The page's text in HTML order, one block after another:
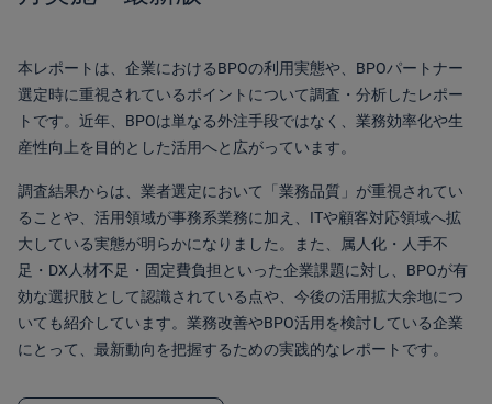
本レポートは、企業におけるBPOの利用実態や、BPOパートナー
選定時に重視されているポイントについて調査・分析したレポー
トです。近年、BPOは単なる外注手段ではなく、業務効率化や生
産性向上を目的とした活用へと広がっています。
調査結果からは、業者選定において「業務品質」が重視されてい
ることや、活用領域が事務系業務に加え、ITや顧客対応領域へ拡
大している実態が明らかになりました。また、属人化・人手不
足・DX人材不足・固定費負担といった企業課題に対し、BPOが有
効な選択肢として認識されている点や、今後の活用拡大余地につ
いても紹介しています。業務改善やBPO活用を検討している企業
にとって、最新動向を把握するための実践的なレポートです。